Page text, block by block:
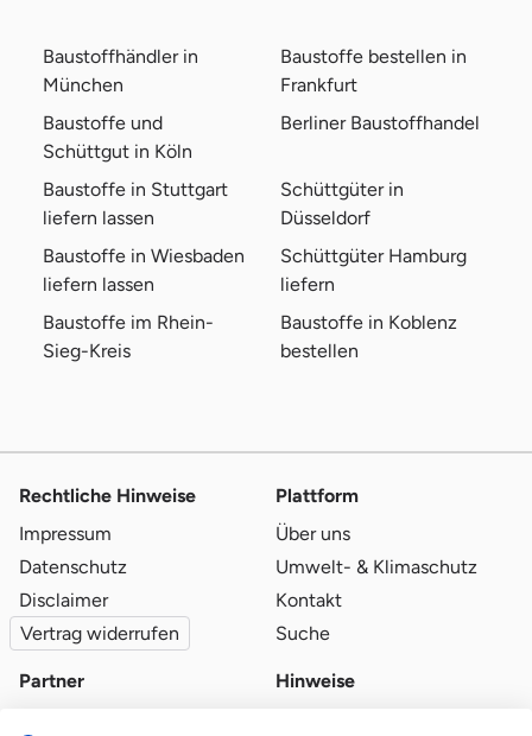
Baustoffhändler in
München
Baustoffe bestellen in
Frankfurt
Baustoffe und
Schüttgut in Köln
Berliner Baustoffhandel
Baustoffe in Stuttgart
liefern lassen
Schüttgüter in
Düsseldorf
Baustoffe in Wiesbaden
liefern lassen
Schüttgüter Hamburg
liefern
Baustoffe im Rhein-
Sieg-Kreis
Baustoffe in Koblenz
bestellen
Rechtliche Hinweise
Impressum
Datenschutz
Disclaimer
Vertrag widerrufen
Plattform
Über uns
Umwelt- & Klimaschutz
Kontakt
Suche
Partner
Hinweise